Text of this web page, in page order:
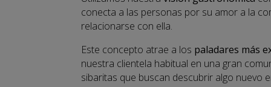
conecta a las personas por su amor a la
relacionarse con ella.
Este concepto atrae a los paladares más
nuestra clientela habitual en una gran
sibaritas que buscan descubrir algo nuevo